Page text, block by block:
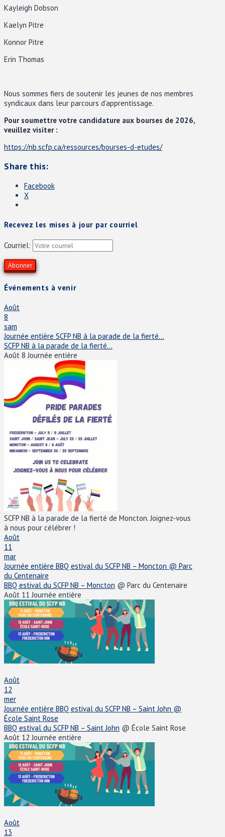
Kayleigh Dobson
Kaelyn Pitre
Konnor Pitre
Erin Thomas
Nous sommes fiers de soutenir les jeunes de nos membres
syndicaux dans leur parcours d’apprentissage.
Pour soumettre votre candidature aux bourses de 2026,
veuillez visiter :
https://nb.scfp.ca/ressources/bourses-d-etudes/
Share this:
Facebook
X
Recevez les mises à jour par courriel
Courriel:
Événements à venir
Août
8
sam
Journée entière SCFP NB à la parade de la fierté...
SCFP NB à la parade de la fierté...
Août 8Journée entière
SCFP NB à la parade de la fierté de Moncton. Joignez-vous
à nous pour célébrer !
Août
11
mar
Journée entière BBQ estival du SCFP NB – Moncton @ Parc
du Centenaire
BBQ estival du SCFP NB – Moncton @ Parc du Centenaire
Août 11Journée entière
Août
12
mer
Journée entière BBQ estival du SCFP NB – Saint John @
École Saint Rose
BBQ estival du SCFP NB – Saint John @ École Saint Rose
Août 12Journée entière
Août
13